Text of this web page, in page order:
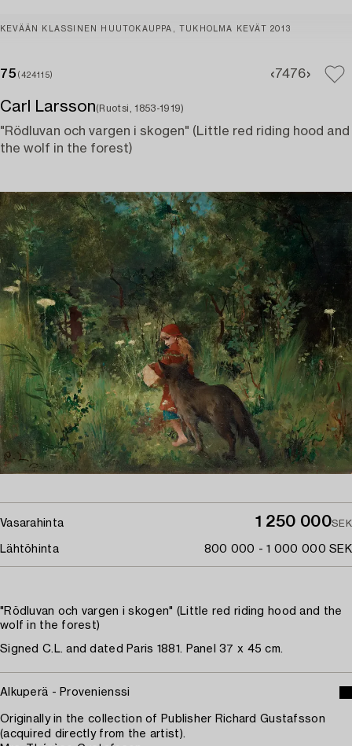
KEVÄÄN KLASSINEN HUUTOKAUPPA, TUKHOLMA KEVÄT 2013
75 (424115) 7476
Carl Larsson(Ruotsi, 1853-1919)
"Rödluvan och vargen i skogen" (Little red riding hood and
the wolf in the forest)
Vasarahinta 1 250 000SEK
Lähtöhinta 800 000 - 1 000 000 SEK
"Rödluvan och vargen i skogen" (Little red riding hood and the
wolf in the forest)
Signed C.L. and dated Paris 1881. Panel 37 x 45 cm.
Alkuperä - Provenienssi
Originally in the collection of Publisher Richard Gustafsson
(acquired directly from the artist).